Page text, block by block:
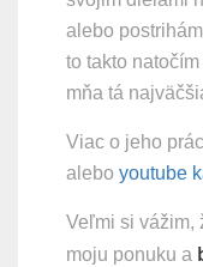
alebo
to takto
mňa tá
Viac o jeho
alebo youtube
Veľmi si vážim,
moju ponuku a